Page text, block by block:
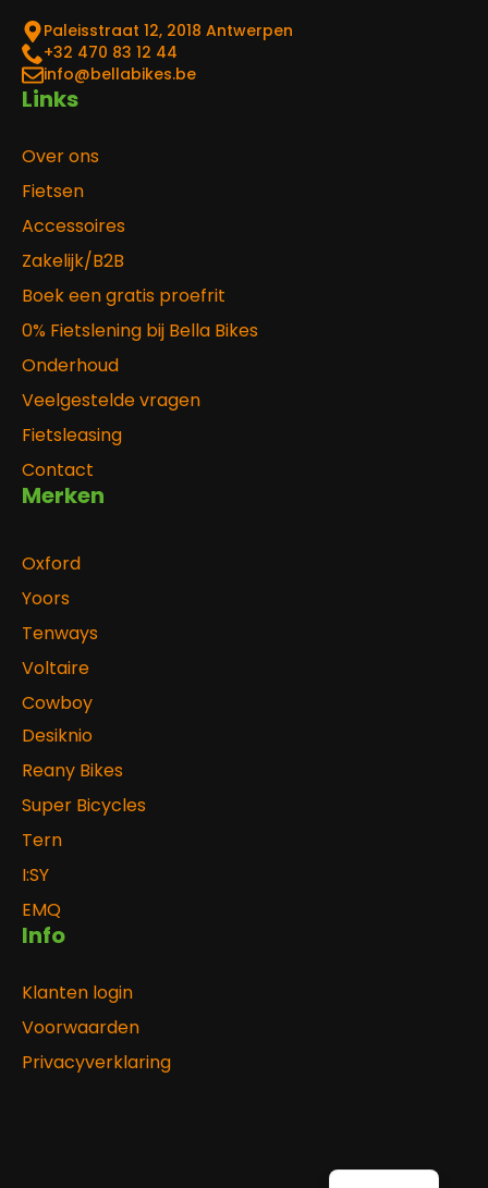
Paleisstraat 12, 2018 Antwerpen
‎+32 470 83 12 44
info@bellabikes.be
Links
Over ons
Fietsen
Accessoires
Zakelijk/B2B
Boek een gratis proefrit
0% Fietslening bij Bella Bikes
Onderhoud
Veelgestelde vragen
Fietsleasing
Contact
Merken
Oxford
Yoors
Tenways
Voltaire
Cowboy
Desiknio
Reany Bikes
Super Bicycles
Tern
I:SY
EMQ
Info
Klanten login
Voorwaarden
Privacyverklaring